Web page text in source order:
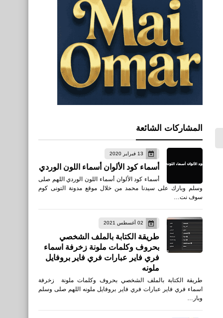
المشاركات الشائعة
13 فبراير 2020
أسماء كود الألوان أسماء اللون الوردي
أسماء كود الألوان أسماء اللون الوردي اللهم صلى
وسلم وبارك على سيدنا محمد من خلال موقع مدونة التونى كوم
سوف نت…
02 أغسطس 2021
طريقة الكتابة بالملف الشخصي
بحروف وكلمات ملونة زخرفة اسماء
فري فاير عبارات فري فاير بروفايل
ملونه
طريقة الكتابة بالملف الشخصي بحروف وكلمات ملونة زخرفة
اسماء فري فاير عبارات فري فاير بروفايل ملونه اللهم صلى وسلم
وبار…
صحة
فوائد قشر البرتقال للبشرة
تحميل لعبة CS GO الاصلية
على هواتف الأندرويد والأيفون
أحدث أصدار